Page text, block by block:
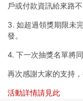
戶或付款資訊給來路不
3. 如超過領獎期限未
發。
4. 下一次抽獎名單將
再次感謝大家的支持
活動詳情請見此